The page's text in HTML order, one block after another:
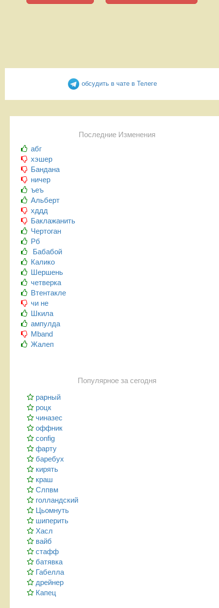
обсудить в чате в Телеге
Последние Изменения
абг
хэшер
Бандана
ничер
ъеъ
Альберт
хддд
Баклажанить
Чертоган
Рб
Бабабой
Калико
Шершень
четверка
Втентакле
чи не
Шкила
ампулда
Mband
Жалеп
Популярное за сегодня
рарный
роцк
чиназес
оффник
config
фарту
баребух
кирять
краш
Слпвм
голландский
Цьомнуть
шиперить
Хасл
вайб
стафф
батявка
Габелла
дрейнер
Капец